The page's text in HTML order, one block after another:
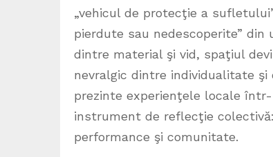
„vehicul de protecţie a
pierdute sau nedescoperite”
dintre material şi vid, spaţiul
nevralgic dintre individualitate şi
prezinte experienţele locale
instrument de reflecţie
performance şi comunitate.